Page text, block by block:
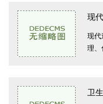
现
现代
理、
卫